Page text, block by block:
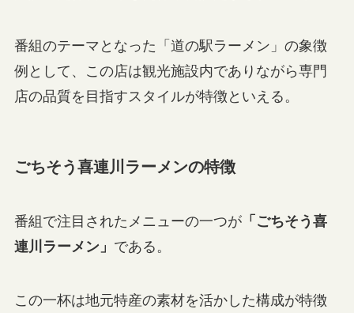
番組のテーマとなった「道の駅ラーメン」の象徴
例として、この店は観光施設内でありながら専門
店の品質を目指すスタイルが特徴といえる。
ごちそう喜連川ラーメンの特徴
番組で注目されたメニューの一つが「ごちそう喜
連川ラーメン」 である。
この一杯は地元特産の素材を活かした構成が特徴